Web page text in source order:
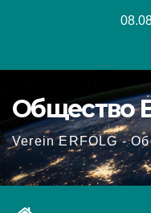
Общество
Verein ERFOLG -